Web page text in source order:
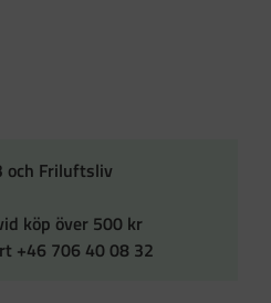
och Friluftsliv
köp över 500 kr
+46 706 40 08 32